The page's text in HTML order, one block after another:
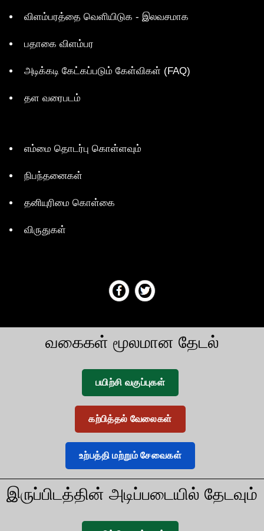
விளம்பரத்தை வெளியிடுக - இலவசமாக
பதாகை விளம்பர
அடிக்கடி கேட்கப்படும் கேள்விகள் (FAQ)
தள வரைபடம்
எம்மை தொடர்பு கொள்ளவும்
நிபந்தனைகள்
தனியுரிமை கொள்கை
விருதுகள்
வகைகள் மூலமான தேடல்
பயிற்சி வகுப்புகள்
கற்பித்தல் வேலைகள்
உற்பத்தி மற்றும் சேவைகள்
இருப்பிடத்தின் அடிப்படையில் தேடவும்